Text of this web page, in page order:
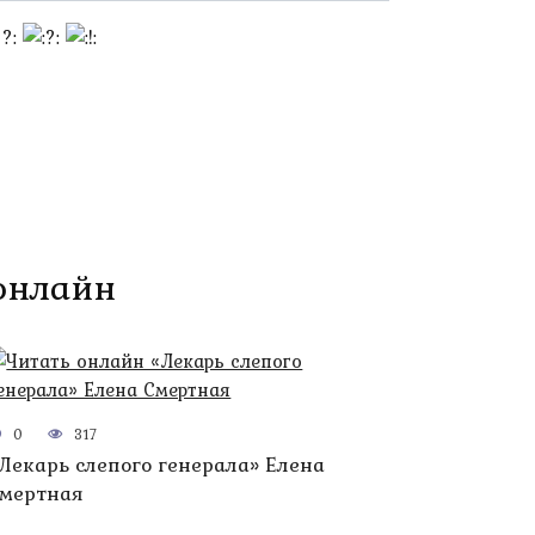
0 317
слепого генерала» Елена